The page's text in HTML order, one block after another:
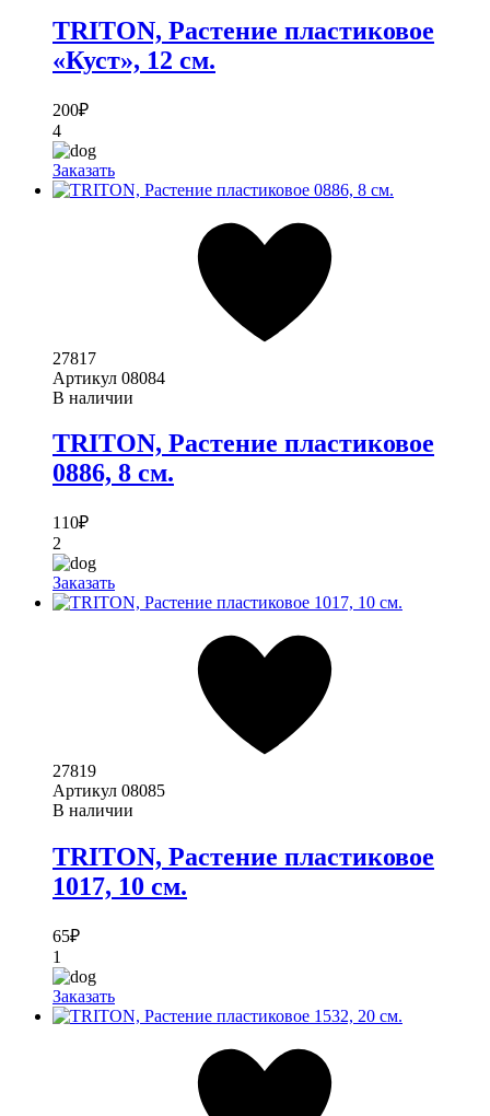
TRITON, Растение пластиковое
«Куст», 12 см.
200₽
4
Заказать
27817
Артикул 08084
В наличии
TRITON, Растение пластиковое
0886, 8 см.
110₽
2
Заказать
27819
Артикул 08085
В наличии
TRITON, Растение пластиковое
1017, 10 см.
65₽
1
Заказать